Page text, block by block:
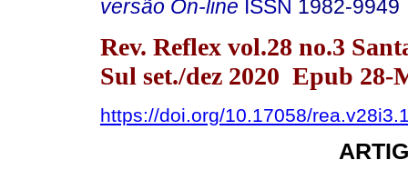
versão On-line ISSN 1982-9949
Rev. Reflex vol.28 no.3
Sul set./dez 2020 Epub 28-
https://doi.org/10.17058/